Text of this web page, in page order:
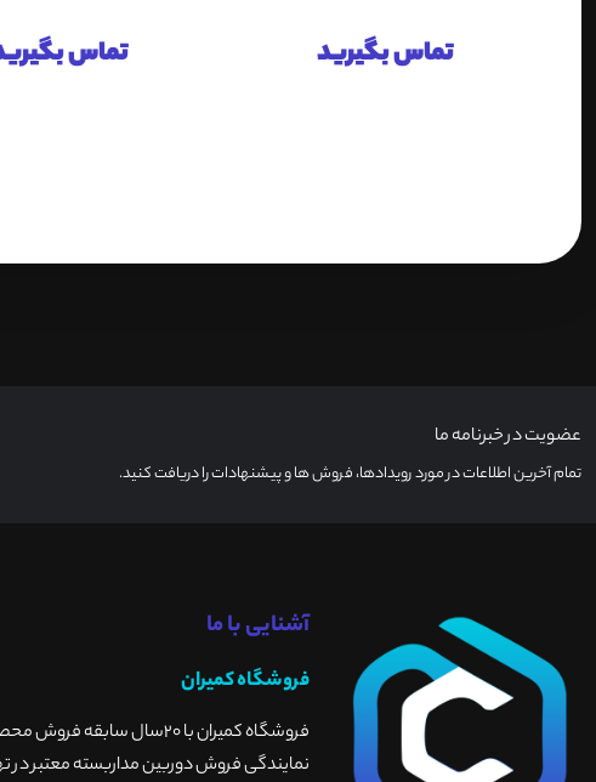
تماس بگیرید تماس
عضویت در خبرنامه ما
تمام آخرین اطلاعات در مورد رویدادها، فروش ها و پیشنهادات را دریافت کنید.
آشنایی با ما
فروشگاه کمیران
فروشگاه کمیران با ۲۰سال
نمایندگی فروش دوربین مداربسته معتبر در